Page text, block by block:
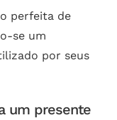
perfeita de
se um
por seus
um presente